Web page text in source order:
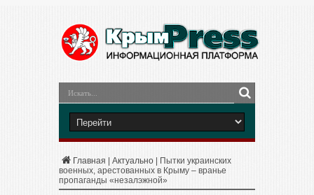
Главная Актуально
Пытки украинских
военных, арестованных в Крыму – вранье
пропаганды «незалэжной»